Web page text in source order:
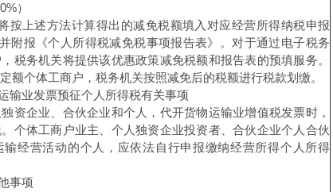
）
按上述方法计算得出的减免税额填入对应经营所得纳税申报
附报《个人所得税减免税事项报告表》。对于通过电子税务
税务机关将提供该优惠政策减免税额和报告表的预填服务。
额个体工商户，税务机关按照减免后的税额进行税款划缴。
输业发票预征个人所得税有关事项
资企业、合伙企业和个人，代开货物运输业增值税发票时，
个体工商户业主、个人独资企业投资者、合伙企业个人合伙
输经营活动的个人，应依法自行申报缴纳经营所得个人所得
事项